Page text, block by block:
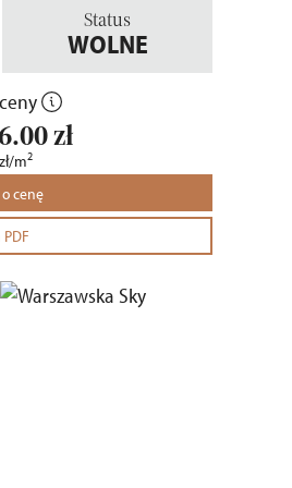
Status
WOLNE
zł
zł/m2
cenę